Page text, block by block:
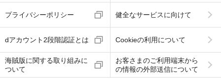
プライバシーポリシー 健全なサービスに向けて
dアカウント2段階認証とは Cookieの利用について
海賊版に関する取り組みに
ついて
お客さまのご利用端末から
の情報の外部送信について